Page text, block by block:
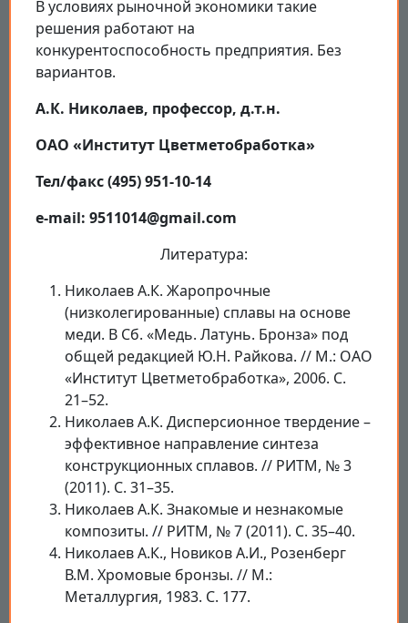
В условиях рыночной экономики такие
решения работают на
конкурентоспособность предприятия. Без
вариантов.
А.К. Николаев, профессор, д.т.н.
ОАО «Институт Цветметобработка»
Тел/факс (495) 951-10-14
e-mail: 9511014@gmail.com
Литература:
Николаев А.К. Жаропрочные
(низколегированные) сплавы на основе
меди. В Сб. «Медь. Латунь. Бронза» под
общей редакцией Ю.Н. Райкова. // М.: ОАО
«Институт Цветметобработка», 2006. С.
21–52.
Николаев А.К. Дисперсионное твердение –
эффективное направление синтеза
конструкционных сплавов. // РИТМ, № 3
(2011). С. 31–35.
Николаев А.К. Знакомые и незнакомые
композиты. // РИТМ, № 7 (2011). С. 35–40.
Николаев А.К., Новиков А.И., Розенберг
В.М. Хромовые бронзы. // М.:
Металлургия, 1983. С. 177.